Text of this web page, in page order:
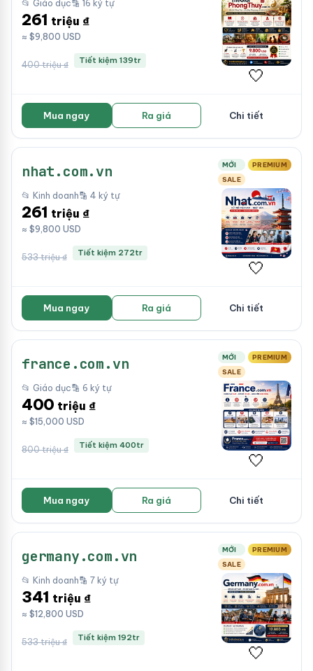
📂 Giáo dục🔡 16 ký tự
261 triệu ₫
≈ $9,800 USD
400 triệu ₫ Tiết kiệm 139tr
🤍
Mua ngay Ra giá Chi tiết
nhat.com.vn MỚI
PREMIUM
SALE
📂 Kinh doanh🔡 4 ký tự
261 triệu ₫
≈ $9,800 USD
533 triệu ₫ Tiết kiệm 272tr
🤍
Mua ngay Ra giá Chi tiết
france.com.vn MỚI
PREMIUM
SALE
📂 Giáo dục🔡 6 ký tự
400 triệu ₫
≈ $15,000 USD
800 triệu ₫ Tiết kiệm 400tr
🤍
Mua ngay Ra giá Chi tiết
germany.com.vn MỚI
PREMIUM
SALE
📂 Kinh doanh🔡 7 ký tự
341 triệu ₫
≈ $12,800 USD
533 triệu ₫ Tiết kiệm 192tr
🤍